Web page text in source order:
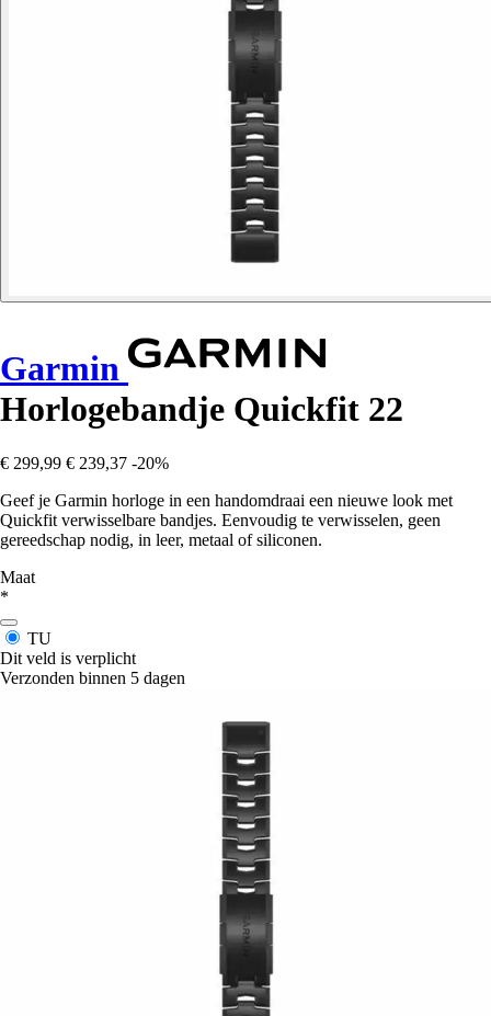
Garmin
Horlogebandje Quickfit 22
€ 299,99 € 239,37 -20%
Geef je Garmin horloge in een handomdraai een nieuwe look met
Quickfit verwisselbare bandjes. Eenvoudig te verwisselen, geen
gereedschap nodig, in leer, metaal of siliconen.
Maat
*
TU
Dit veld is verplicht
Verzonden binnen 5 dagen